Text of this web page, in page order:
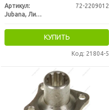
Артикул:
72-2209012
Jubana, Литва
КУПИТЬ
Код: 21804-5